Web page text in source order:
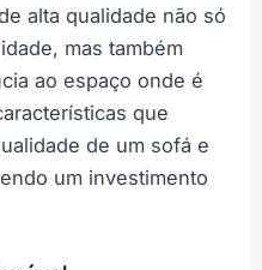
alta qualidade não só
mas também
ao espaço onde é
que
de um sofá e
um investimento